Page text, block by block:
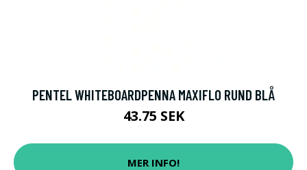
PENTEL WHITEBOARDPENNA MAXIFLO RUND BLÅ
43.75 SEK
MER INFO!